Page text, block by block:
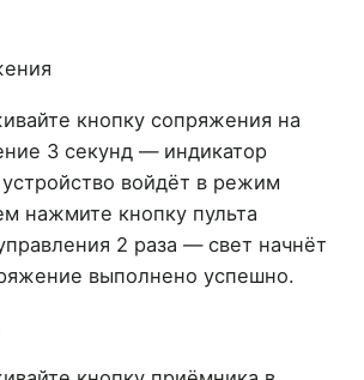
кнопку сопряжения на
3 секунд — индикатор
войдёт в режим
нажмите кнопку пульта
2 раза — свет начнёт
выполнено успешно.